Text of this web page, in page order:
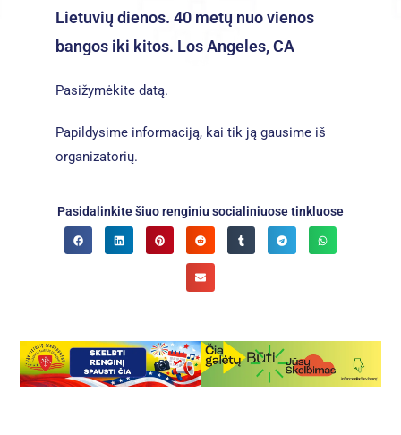
Lietuvių dienos. 40 metų nuo vienos
bangos iki kitos. Los Angeles, CA
Pasižymėkite datą.
Papildysime informaciją, kai tik ją gausime iš
organizatorių.
Pasidalinkite šiuo renginiu socialiniuose tinkluose